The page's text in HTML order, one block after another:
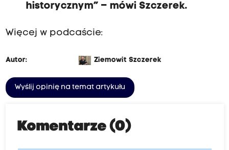
historycznym” – mówi Szczerek.
Więcej w podcaście:
Autor: Ziemowit Szczerek
Wyślij opinię na temat artykułu
Komentarze (0)